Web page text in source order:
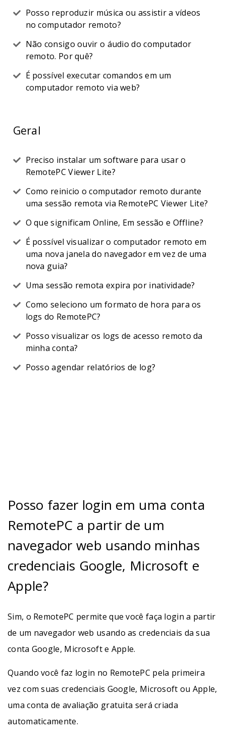
Posso reproduzir música ou assistir a vídeos
no computador remoto?
Não consigo ouvir o áudio do computador
remoto. Por quê?
É possível executar comandos em um
computador remoto via web?
Geral
Preciso instalar um software para usar o
RemotePC Viewer Lite?
Como reinicio o computador remoto durante
uma sessão remota via RemotePC Viewer Lite?
O que significam Online, Em sessão e Offline?
É possível visualizar o computador remoto em
uma nova janela do navegador em vez de uma
nova guia?
Uma sessão remota expira por inatividade?
Como seleciono um formato de hora para os
logs do RemotePC?
Posso visualizar os logs de acesso remoto da
minha conta?
Posso agendar relatórios de log?
Posso fazer login em uma conta
RemotePC a partir de um
navegador web usando minhas
credenciais Google, Microsoft e
Apple?
Sim, o RemotePC permite que você faça login a partir
de um navegador web usando as credenciais da sua
conta Google, Microsoft e Apple.
Quando você faz login no RemotePC pela primeira
vez com suas credenciais Google, Microsoft ou Apple,
uma conta de avaliação gratuita será criada
automaticamente.